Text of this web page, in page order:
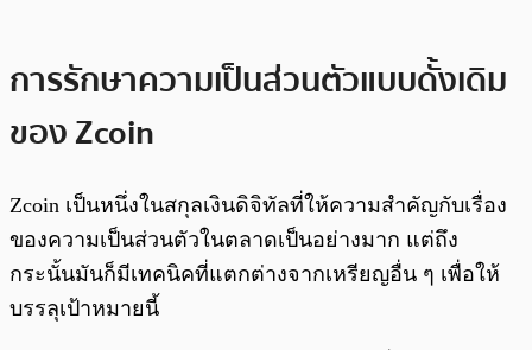
การรักษาความเป็นส่วนตัวแบบดั้งเดิม
ของ Zcoin
Zcoin เป็นหนึ่งในสกุลเงินดิจิทัลที่ให้ความสำคัญกับเรื่อง
ของความเป็นส่วนตัวในตลาดเป็นอย่างมาก แต่ถึง
กระนั้นมันก็มีเทคนิคที่แตกต่างจากเหรียญอื่น ๆ เพื่อให้
บรรลุเป้าหมายนี้